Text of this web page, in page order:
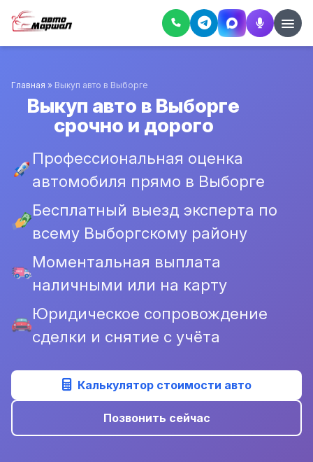
Главная » Выкуп авто в Выборге
Выкуп авто в Выборге
срочно и дорого
Профессиональная оценка
автомобиля прямо в Выборге
Бесплатный выезд эксперта по
всему Выборгскому району
Моментальная выплата
наличными или на карту
Юридическое сопровождение
сделки и снятие с учёта
Калькулятор стоимости авто
Позвонить сейчас